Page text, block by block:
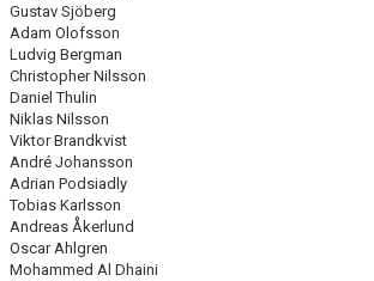
Gustav Sjöberg
Adam Olofsson
Ludvig Bergman
Christopher Nilsson
Daniel Thulin
Niklas Nilsson
Viktor Brandkvist
André Johansson
Adrian Podsiadly
Tobias Karlsson
Andreas Åkerlund
Oscar Ahlgren
Mohammed Al Dhaini